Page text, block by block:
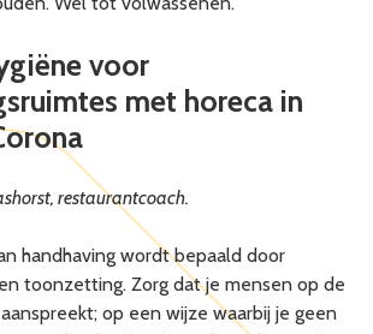
voor
met horeca in
restaurantcoach.
handhaving wordt bepaald door
toonzetting. Zorg dat je mensen op de
op een wijze waarbij je geen